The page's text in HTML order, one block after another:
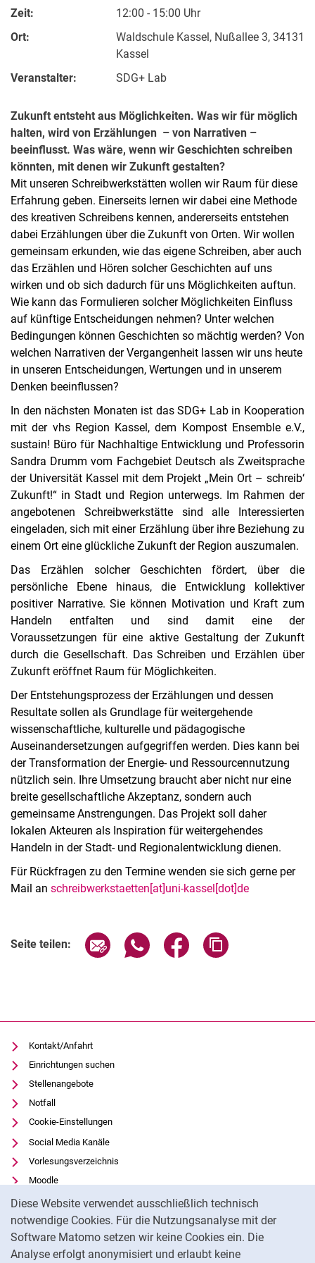
Diese Website verwendet ausschließlich technisch
notwendige Cookies. Für die Nutzungsanalyse mit der
Software Matomo setzen wir keine Cookies ein. Die
Analyse erfolgt anonymisiert und erlaubt keine
Zeit:
12:00 - 15:00 Uhr
Ort:
Waldschule Kassel, Nußallee 3, 34131
Kassel
Veranstalter:
SDG+ Lab
Zukunft entsteht aus Möglichkeiten. Was wir für möglich
halten, wird von Erzählungen – von Narrativen –
beeinflusst. Was wäre, wenn wir Geschichten schreiben
könnten, mit denen wir Zukunft gestalten?
Mit unseren Schreibwerkstätten wollen wir Raum für diese
Erfahrung geben. Einerseits lernen wir dabei eine Methode
des kreativen Schreibens kennen, andererseits entstehen
dabei Erzählungen über die Zukunft von Orten. Wir wollen
gemeinsam erkunden, wie das eigene Schreiben, aber auch
das Erzählen und Hören solcher Geschichten auf uns
wirken und ob sich dadurch für uns Möglichkeiten auftun.
Wie kann das Formulieren solcher Möglichkeiten Einfluss
auf künftige Entscheidungen nehmen? Unter welchen
Bedingungen können Geschichten so mächtig werden? Von
welchen Narrativen der Vergangenheit lassen wir uns heute
in unseren Entscheidungen, Wertungen und in unserem
Denken beeinflussen?
In den nächsten Monaten ist das SDG+ Lab in Kooperation
mit der vhs Region Kassel, dem Kompost Ensemble e.V.,
sustain! Büro für Nachhaltige Entwicklung und Professorin
Sandra Drumm vom Fachgebiet Deutsch als Zweitsprache
der Universität Kassel mit dem Projekt „Mein Ort – schreib‘
Zukunft!“ in Stadt und Region unterwegs. Im Rahmen der
angebotenen Schreibwerkstätte sind alle Interessierten
eingeladen, sich mit einer Erzählung über ihre Beziehung zu
einem Ort eine glückliche Zukunft der Region auszumalen.
Das Erzählen solcher Geschichten fördert, über die
persönliche Ebene hinaus, die Entwicklung kollektiver
positiver Narrative. Sie können Motivation und Kraft zum
Handeln entfalten und sind damit eine der
Voraussetzungen für eine aktive Gestaltung der Zukunft
durch die Gesellschaft. Das Schreiben und Erzählen über
Zukunft eröffnet Raum für Möglichkeiten.
Der Entstehungsprozess der Erzählungen und dessen
Resultate sollen als Grundlage für weitergehende
wissenschaftliche, kulturelle und pädagogische
Auseinandersetzungen aufgegriffen werden. Dies kann bei
der Transformation der Energie- und Ressourcennutzung
nützlich sein. Ihre Umsetzung braucht aber nicht nur eine
breite gesellschaftliche Akzeptanz, sondern auch
gemeinsame Anstrengungen. Das Projekt soll daher
lokalen Akteuren als Inspiration für weitergehendes
Handeln in der Stadt- und Regionalentwicklung dienen.
Für Rückfragen zu den Termine wenden sie sich gerne per
Mail an schreibwerkstaetten[at]uni-kassel[dot]de
Seite teilen: Seite über E-Mail teilen
Seite über WhatsApp teilen
Seite über Facebook
Kontakt/Anfahrt
Einrichtungen suchen
Stellenangebote
Notfall
Cookie-Einstellungen
Social Media Kanäle
Vorlesungsverzeichnis
Moodle
Panopto
Universitätsbibliothek
Datenschutz
Barrierefreiheit